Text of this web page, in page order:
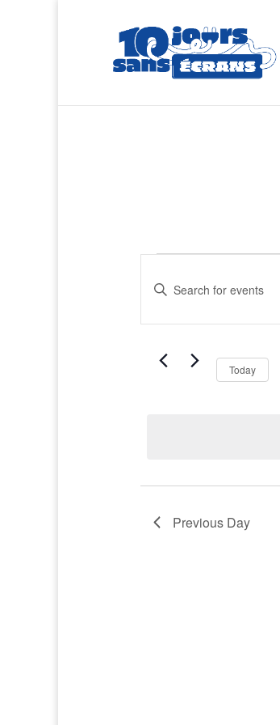
Events
for
2026-
06-
Events
Search
Navigation
Enter
Search
Events
Today
Previous Day